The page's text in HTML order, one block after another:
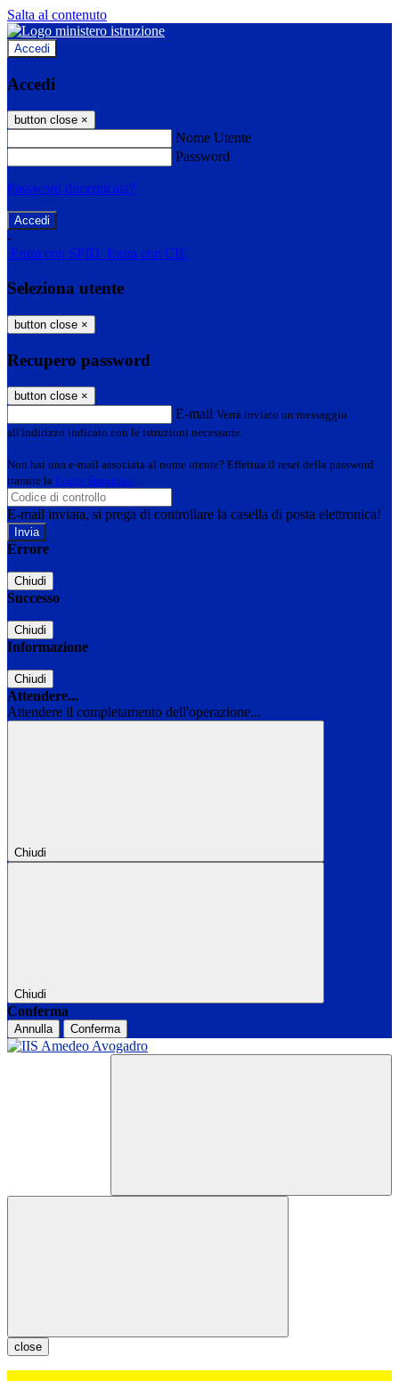
Salta al contenuto
Accedi
Accedi
button close ×
Nome Utente
Password
Password dimenticata?
-
Entra con SPID Entra con CIE
Seleziona utente
button close ×
Recupero password
button close ×
E-mail Verrà inviato un messaggio
all'indirizzo indicato con le istruzioni necessarie.
Non hai una e-mail associata al nome utente? Effettua il reset della password
tramite la Login Spaggiari
E-mail inviata, si prega di controllare la casella di posta elettronica!
Errore
Chiudi
Successo
Chiudi
Informazione
Chiudi
Attendere...
Attendere il completamento dell'operazione...
Chiudi
Chiudi
Conferma
Annulla Conferma
close